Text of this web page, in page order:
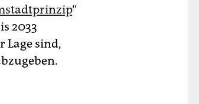
“
2033
Lage sind,